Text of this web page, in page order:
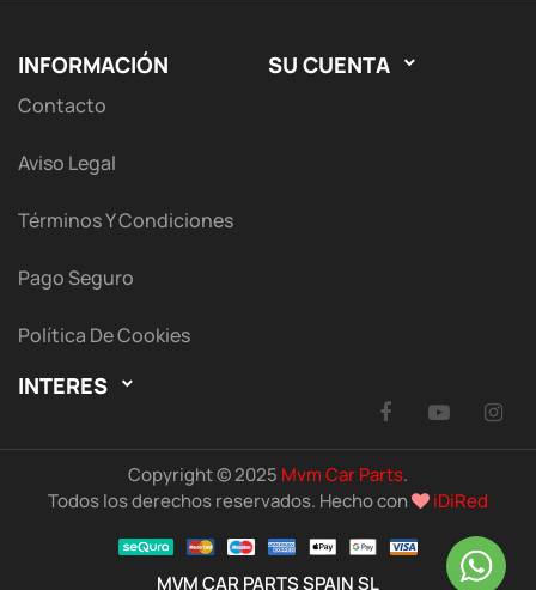
INFORMACIÓN
Contacto
Aviso Legal
Términos Y Condiciones
Pago Seguro
Política De Cookies
SU CUENTA 
INTERES 
Facebook
Copyright © 2025 Mvm Car Parts.
Todos los derechos reservados. Hecho con
iDiRed
MVM CAR PARTS SPAIN SL